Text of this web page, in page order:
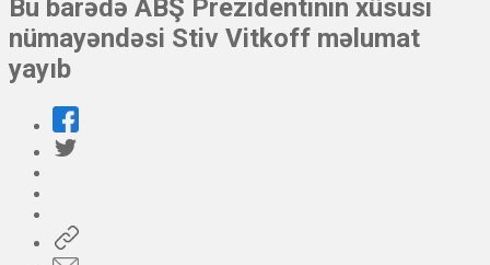
Bu barədə ABŞ Prezidentinin xüsusi
nümayəndəsi Stiv Vitkoff məlumat
yayıb